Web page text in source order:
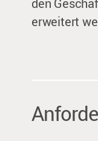
den
erweitert